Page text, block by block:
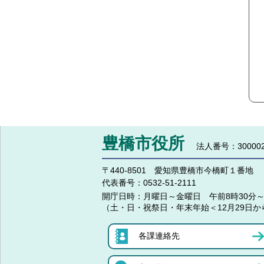
豊橋市役所 法人番号：
〒440-8501 愛知県豊橋市今橋町１番地
代表番号： 0532-51-2111
開庁日時： 月曜日～金曜日 午前8時30分
（土・日・祝祭日・年末年始＜12月29日
各課連絡先